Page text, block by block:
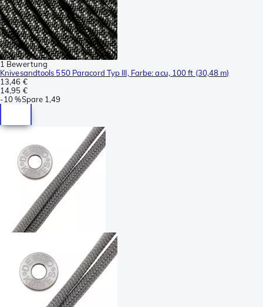
1 Bewertung
Knivesandtools 550 Paracord Typ III, Farbe: acu, 100 ft (30,48 m)
13,46 €
14,95 €
-10 %Spare 1,49